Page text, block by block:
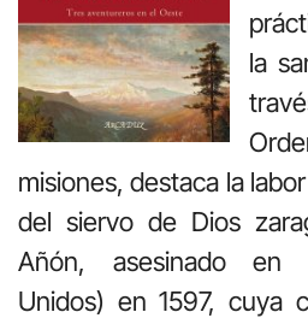
la
misiones, destaca la
del siervo de Dios
Añón, asesinado en
Unidos) en 1597, cuya